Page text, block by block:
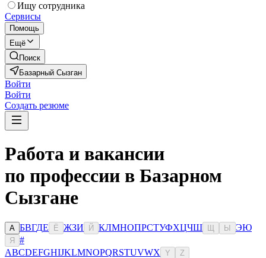
Ищу сотрудника
Сервисы
Помощь
Ещё
Поиск
Базарный Сызган
Войти
Войти
Создать резюме
Работа и вакансии
по профессии в Базарном
Сызгане
А БВГДЕ Ё ЖЗИ Й КЛМНОПРСТУФХЦЧШ Ы ЭЮ
Я
#
ABCDEFGHIJKLMNOPQRSTUVWX Y Z